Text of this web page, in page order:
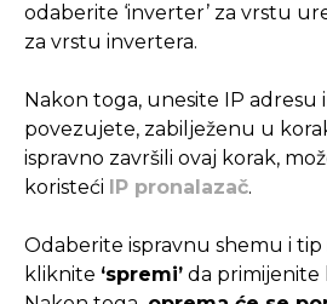
odaberite ‘inverter’ za vrstu
za vrstu invertera.
Nakon toga, unesite IP adresu
povezujete, zabilježenu u
ispravno završili ovaj korak,
koristeći IP pronalazač.
Odaberite ispravnu shemu i tip
kliknite ‘spremi’ da primijenite